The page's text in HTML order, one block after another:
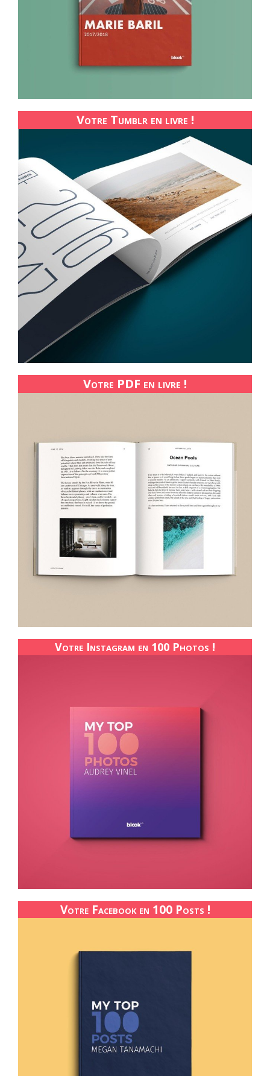
Votre Tumblr en livre !
Votre PDF en livre !
Votre Instagram en 100 Photos !
Votre Facebook en 100 Posts !